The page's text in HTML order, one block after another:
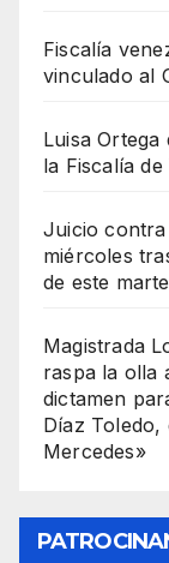
Fiscalía
vinculado al
Luisa
la Fiscalía
Juicio contra
miércoles
de este
Magistrada
raspa la olla
dictamen
Díaz Toledo,
Mercedes»